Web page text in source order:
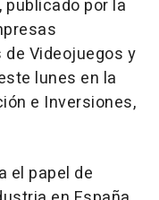
publicado por la
Videojuegos y
lunes en la
e Inversiones,
el papel de